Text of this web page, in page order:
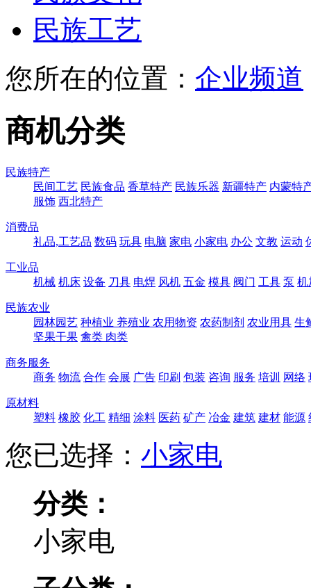
民族工艺
您所在的位置： 企业频道
商机分类
民族特产
民间工艺 民族食品 香草特产 民族乐器 新疆特产 内蒙特
服饰 西北特产
消费品
礼品,工艺品 数码 玩具 电脑 家电 小家电 办公 文教 运动
工业品
机械 机床 设备 刀具 电焊 风机 五金 模具 阀门 工具 泵 机
民族农业
园林园艺 种植业 养殖业 农用物资 农药制剂 农业用具 生
坚果干果 禽类 肉类
商务服务
商务 物流 合作 会展 广告 印刷 包装 咨询 服务 培训 网络
原材料
塑料 橡胶 化工 精细 涂料 医药 矿产 冶金 建筑 建材 能源
您已选择： 小家电
分类：
小家电